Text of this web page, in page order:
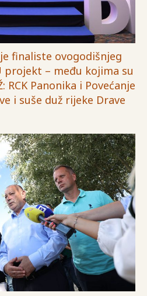
finaliste ovogodišnjeg
projekt – među kojima su
RCK Panonika i Povećanje
i suše duž rijeke Drave